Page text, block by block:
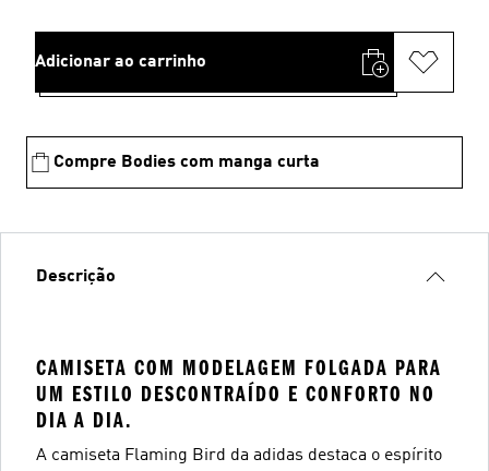
Adicionar ao carrinho
Compre Bodies com manga curta
Descrição
CAMISETA COM MODELAGEM FOLGADA PARA
UM ESTILO DESCONTRAÍDO E CONFORTO NO
DIA A DIA.
A camiseta Flaming Bird da adidas destaca o espírito